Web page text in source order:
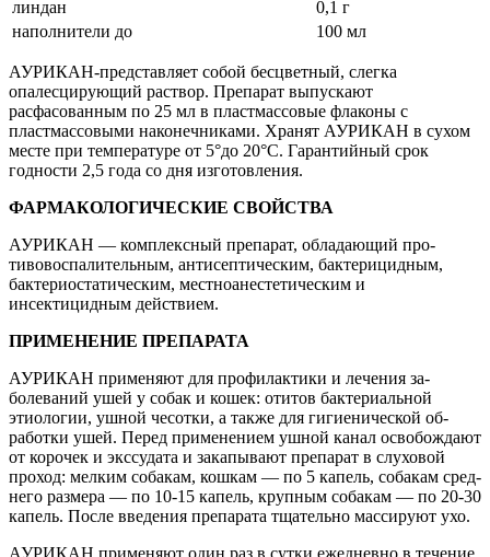
линдан
0,1 г
наполнители до
100 мл
АУРИКАН-представляет собой бесцветный, слегка
опалесцирующий раствор. Препарат выпускают
расфасованным по 25 мл в пластмассовые флаконы с
пластмассовыми наконечни­ками. Хранят АУРИКАН в сухом
месте при температуре от 5°до 20°С. Гарантийный срок
годности 2,5 года со дня изготовления.
ФАРМАКОЛОГИЧЕСКИЕ СВОЙСТВА
АУРИКАН — комплексный препарат, обладающий про­
тивовоспалительным, антисептическим, бактерицидным,
бактериостатическим, местноанестетическим и
инсектицидным действием.
ПРИМЕНЕНИЕ ПРЕПАРАТА
АУРИКАН применяют для профилактики и лечения за­
болеваний ушей у собак и кошек: отитов бактериальной
этиологии, ушной чесотки, а также для гигиенической об­
работки ушей. Перед применением ушной канал освобождают
от ко­рочек и экссудата и закапывают препарат в слуховой
про­ход: мелким собакам, кошкам — по 5 капель, собакам сред­
него размера — по 10-15 капель, крупным собакам — по 20-30
капель. После введения препарата тщательно массиру­ют ухо.